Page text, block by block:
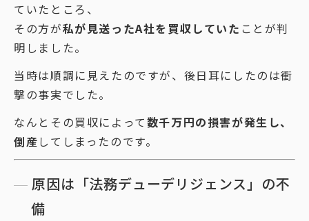
ていたところ、
その方が私が見送ったA社を買収していた ことが判
明しました。
当時は順調に見えたのですが、後日耳にしたのは衝
撃の事実でした。
なんとその買収によって数千万円の損害が発生し、
倒産してしまったのです。
原因は「法務デューデリジェンス」の不
備